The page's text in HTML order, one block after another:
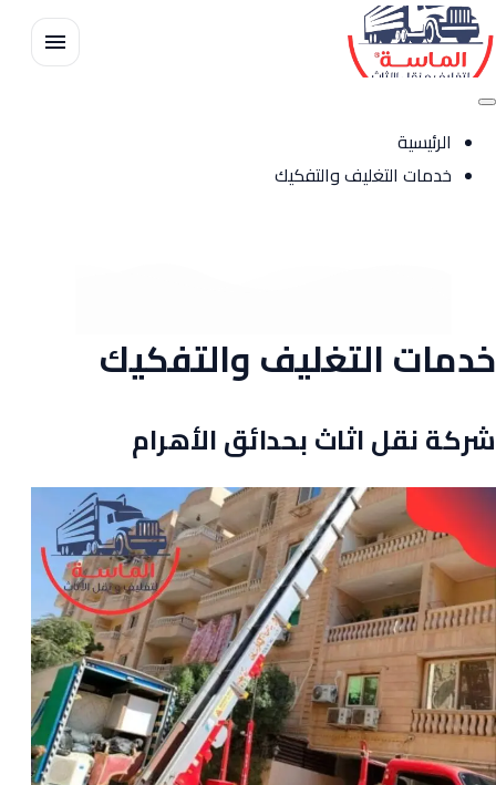
الرئيسية
المدونة
الرئيسية
خدمات التغليف والتفكيك
خدمات التغليف والتفكيك
شركة نقل اثاث بحدائق الأهرام